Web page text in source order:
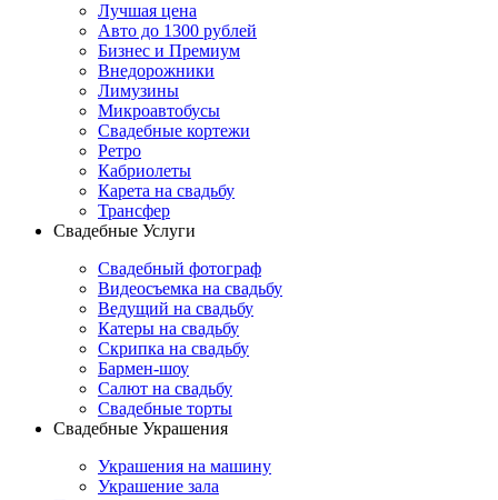
Лучшая цена
Авто до 1300 рублей
Бизнес и Премиум
Внедорожники
Лимузины
Микроавтобусы
Свадебные кортежи
Ретро
Кабриолеты
Карета на свадьбу
Трансфер
Свадебные Услуги
Свадебный фотограф
Видеосъемка на свадьбу
Ведущий на свадьбу
Катеры на свадьбу
Скрипка на свадьбу
Бармен-шоу
Салют на свадьбу
Свадебные торты
Свадебные Украшения
Украшения на машину
Украшение зала